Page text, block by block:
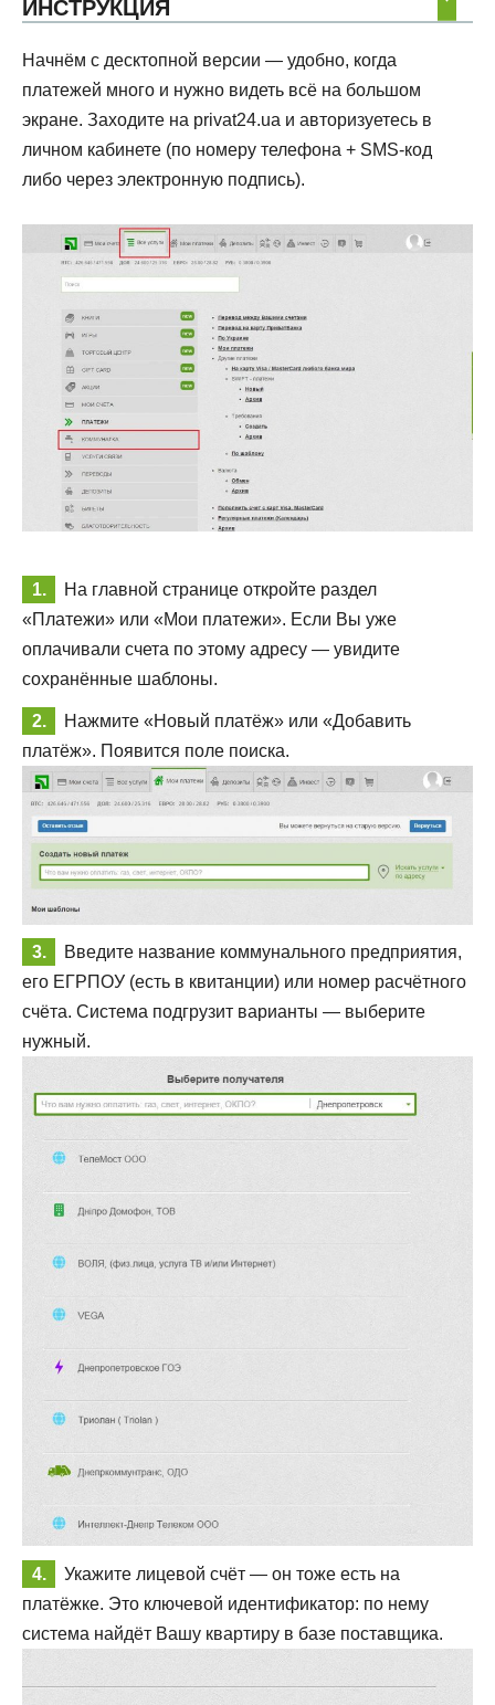
ИНСТРУКЦИЯ
Начнём с десктопной версии — удобно, когда
платежей много и нужно видеть всё на большом
экране. Заходите на privat24.ua и авторизуетесь в
личном кабинете (по номеру телефона + SMS-код
либо через электронную подпись).
На главной странице откройте раздел
«Платежи» или «Мои платежи». Если Вы уже
оплачивали счета по этому адресу — увидите
сохранённые шаблоны.
Нажмите «Новый платёж» или «Добавить
платёж». Появится поле поиска.
Введите название коммунального предприятия,
его ЕГРПОУ (есть в квитанции) или номер расчётного
счёта. Система подгрузит варианты — выберите
нужный.
Укажите лицевой счёт — он тоже есть на
платёжке. Это ключевой идентификатор: по нему
система найдёт Вашу квартиру в базе поставщика.